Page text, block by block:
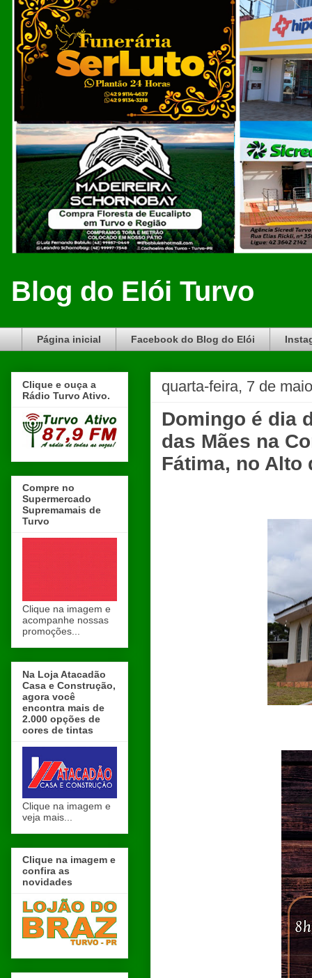
Blog do Elói Turvo
Página inicial Facebook do Blog do Elói
quarta-feira, 7 de
Domingo é dia
das Mães na
Fátima, no Alto
Clique e ouça a
Rádio Turvo Ativo.
Compre no
Supermercado
Supremamais de
Turvo
Clique na imagem e
acompanhe nossas
promoções...
Na Loja Atacadão
Casa e Construção,
agora você
encontra mais de
2.000 opções de
cores de tintas
Clique na imagem e
veja mais...
Clique na imagem e
confira as
novidades